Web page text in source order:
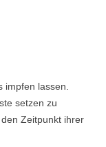
lassen.
setzen zu
Zeitpunkt ihrer